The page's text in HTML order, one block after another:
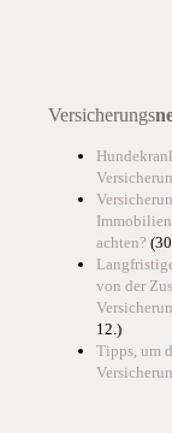
Versicherungs
achten?
von der
12.)
Tipps, um